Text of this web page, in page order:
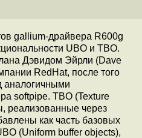
gallium-драйвера R600g
UBO и TBO.
Дэвидом Эйрли (Dave
RedHat, после того
аналогичными
softpipe. TBO (Texture
реализованные через
как часть базовых
(Uniform buffer objects),